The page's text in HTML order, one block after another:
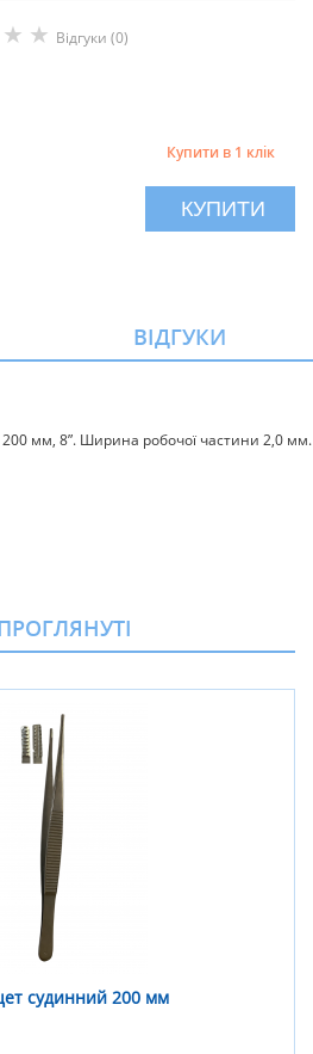
★ ★ Відгуки (0)
Купити в 1 клік
КУПИТИ
ВІДГУКИ
мм, 8”. Ширина робочої частини 2,0 мм.
судинний 200 мм